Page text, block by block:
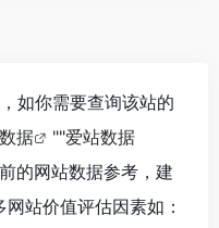
如你需要查询该站的
据 ""爱站数据
的网站数据参考，建
站价值评估因素如：